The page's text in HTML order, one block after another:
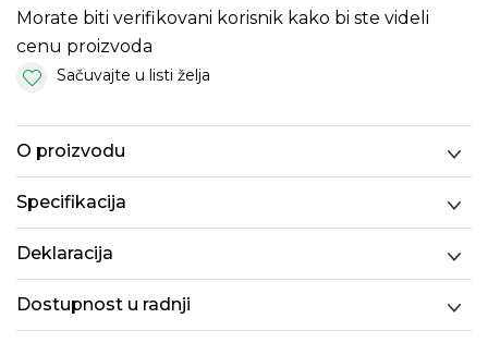
Morate biti verifikovani korisnik kako bi ste videli
cenu proizvoda
Sačuvajte u listi želja
O proizvodu
Specifikacija
Deklaracija
Dostupnost u radnji